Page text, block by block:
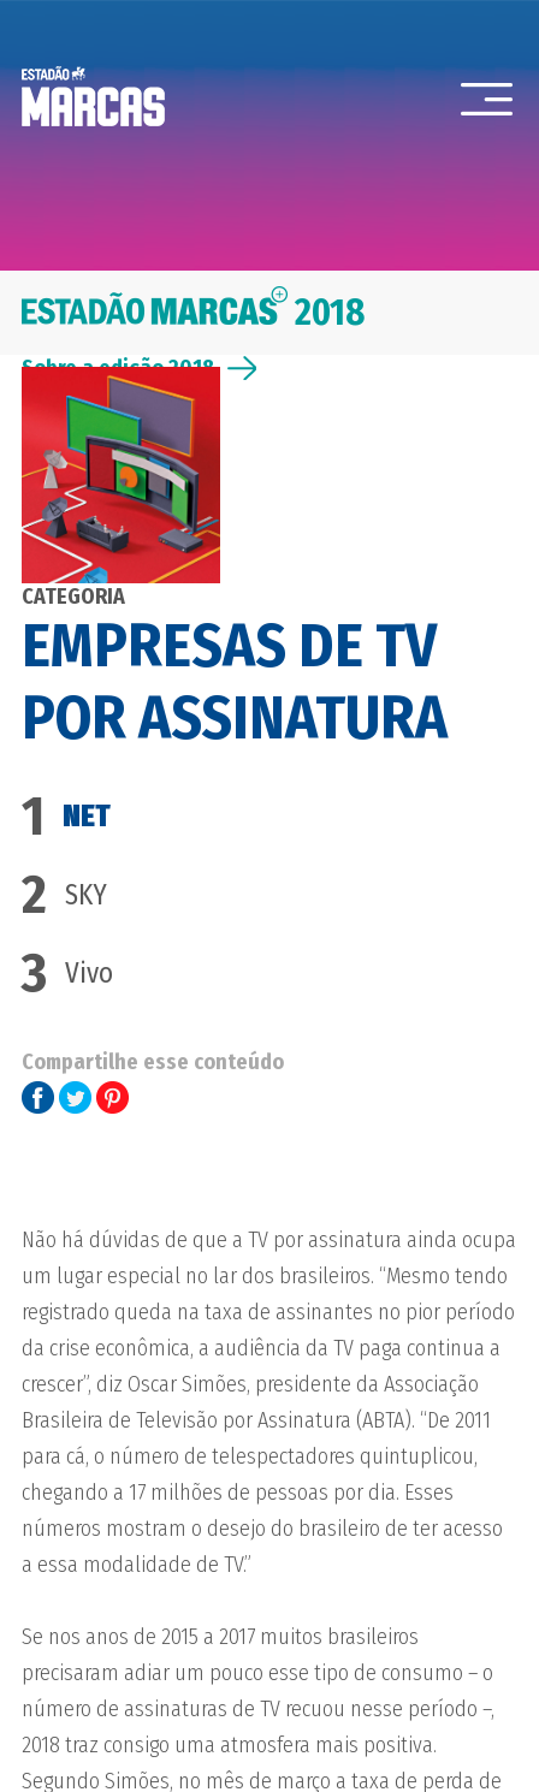
2018
Sobre a edição 2018
CATEGORIA
EMPRESAS DE TV
POR ASSINATURA
1 NET
2 SKY
3 Vivo
Compartilhe esse conteúdo
Não há dúvidas de que a TV por assinatura ainda ocupa
um lugar especial no lar dos brasileiros. “Mesmo tendo
registrado queda na taxa de assinantes no pior período
da crise econômica, a audiência da TV paga continua a
crescer”, diz Oscar Simões, presidente da Associação
Brasileira de Televisão por Assinatura (ABTA). “De 2011
para cá, o número de telespectadores quintuplicou,
chegando a 17 milhões de pessoas por dia. Esses
números mostram o desejo do brasileiro de ter acesso
a essa modalidade de TV.”
Se nos anos de 2015 a 2017 muitos brasileiros
precisaram adiar um pouco esse tipo de consumo – o
número de assinaturas de TV recuou nesse período –,
2018 traz consigo uma atmosfera mais positiva.
Segundo Simões, no mês de março a taxa de perda de